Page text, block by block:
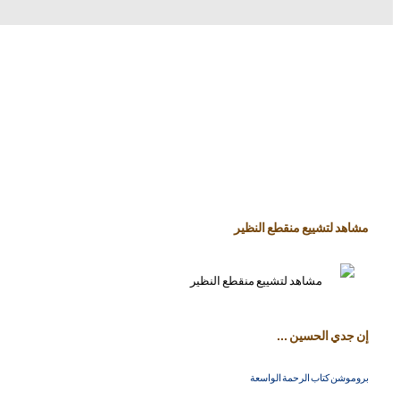
مشاهد لتشييع منقطع النظير
إن جدي الحسين ...
بروموشن كتاب الرحمة الواسعة